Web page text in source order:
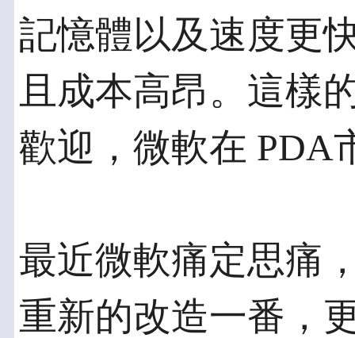
記憶體以及速度更
且成本高昂。這樣
歡迎，微軟在 PDA
最近微軟痛定思痛
重新的改造一番，